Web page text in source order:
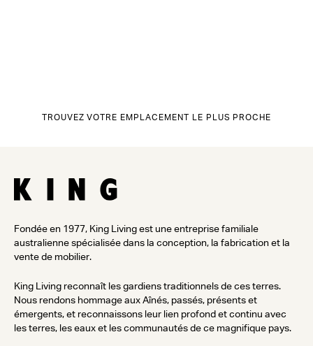
TROUVEZ VOTRE EMPLACEMENT LE PLUS PROCHE
Fondée en 1977, King Living est une entreprise familiale
australienne spécialisée dans la conception, la fabrication et la
vente de mobilier.
King Living reconnaît les gardiens traditionnels de ces terres.
Nous rendons hommage aux Aînés, passés, présents et
émergents, et reconnaissons leur lien profond et continu avec
les terres, les eaux et les communautés de ce magnifique pays.